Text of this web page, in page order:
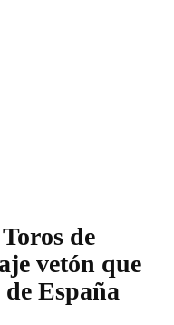
de
vetón que
España